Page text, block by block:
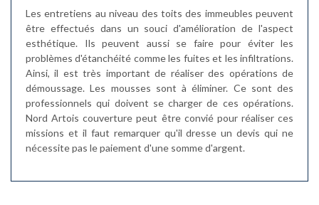
Les entretiens au niveau des toits des immeubles peuvent
être effectués dans un souci d'amélioration de l'aspect
esthétique. Ils peuvent aussi se faire pour éviter les
problèmes d'étanchéité comme les fuites et les infiltrations.
Ainsi, il est très important de réaliser des opérations de
démoussage. Les mousses sont à éliminer. Ce sont des
professionnels qui doivent se charger de ces opérations.
Nord Artois couverture peut être convié pour réaliser ces
missions et il faut remarquer qu'il dresse un devis qui ne
nécessite pas le paiement d'une somme d'argent.